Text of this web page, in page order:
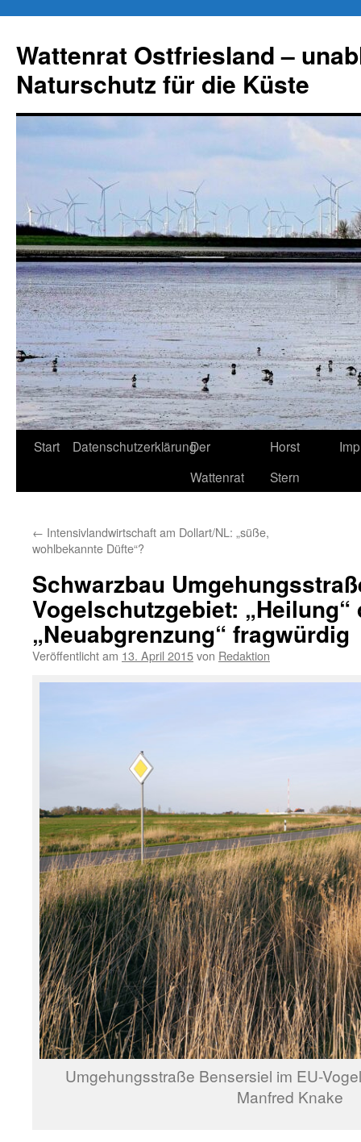
springen
Wattenrat Ostfriesland –
Naturschutz für die Küste
Start DatenschutzerklärungDer
Wattenrat
Horst
Stern
← Intensivlandwirtschaft am Dollart/NL: „süße,
wohlbekannte Düfte“?
Schwarzbau
Vogelschutzgebiet: „Heilung“
„Neuabgrenzung“ fragwürdig
Veröffentlicht am 13. April 2015von Redaktion
Umgehungsstraße Bensersiel im EU-
Manfred Knake